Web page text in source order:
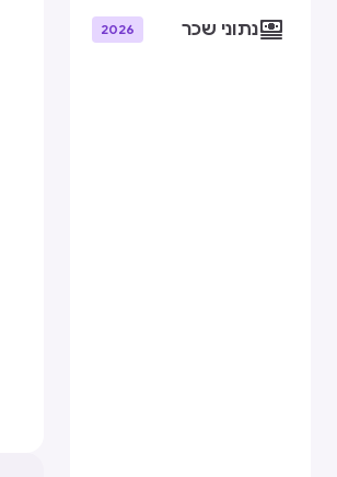
נתוני שכר 2026